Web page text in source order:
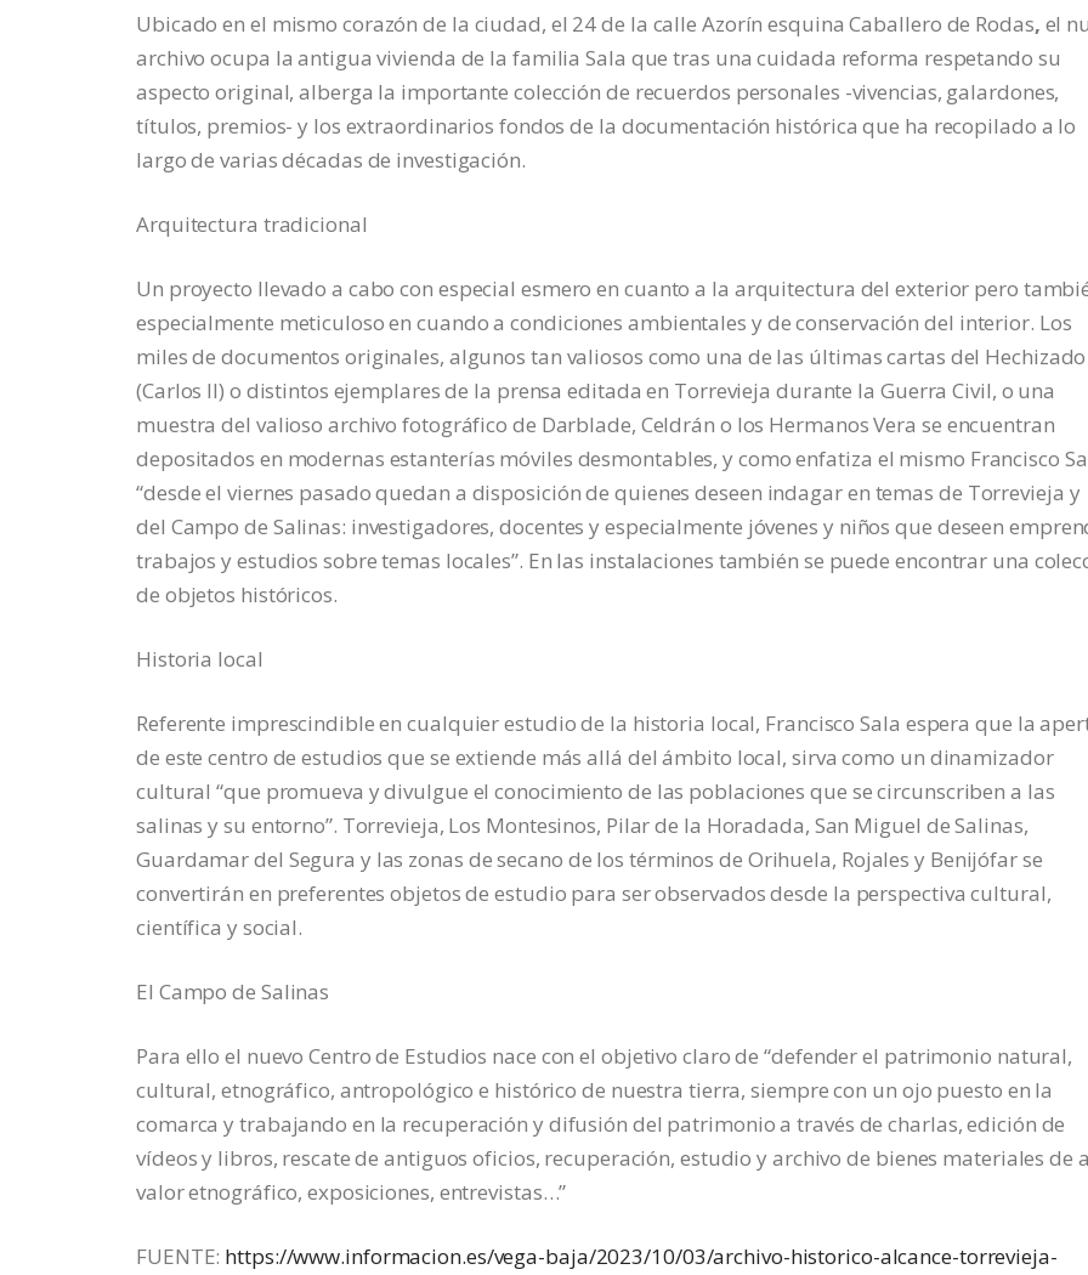
Ubicado en el mismo corazón de la ciudad, el 24 de la calle Azorín esquina Caballero de Rodas, el
archivo ocupa la antigua vivienda de la familia Sala que tras una cuidada reforma respetando su
aspecto original, alberga la importante colección de recuerdos personales -vivencias, galardones,
títulos, premios- y los extraordinarios fondos de la documentación histórica que ha recopilado a lo
largo de varias décadas de investigación.
Arquitectura tradicional
Un proyecto llevado a cabo con especial esmero en cuanto a la arquitectura del exterior pero
especialmente meticuloso en cuando a condiciones ambientales y de conservación del interior. Los
miles de documentos originales, algunos tan valiosos como una de las últimas cartas del Hechizado
(Carlos II) o distintos ejemplares de la prensa editada en Torrevieja durante la Guerra Civil, o una
muestra del valioso archivo fotográfico de Darblade, Celdrán o los Hermanos Vera se encuentran
depositados en modernas estanterías móviles desmontables, y como enfatiza el mismo Francisco
“desde el viernes pasado quedan a disposición de quienes deseen indagar en temas de Torrevieja y
del Campo de Salinas: investigadores, docentes y especialmente jóvenes y niños que deseen
trabajos y estudios sobre temas locales”. En las instalaciones también se puede encontrar una
de objetos históricos.
Historia local
Referente imprescindible en cualquier estudio de la historia local, Francisco Sala espera que la
de este centro de estudios que se extiende más allá del ámbito local, sirva como un dinamizador
cultural “que promueva y divulgue el conocimiento de las poblaciones que se circunscriben a las
salinas y su entorno”. Torrevieja, Los Montesinos, Pilar de la Horadada, San Miguel de Salinas,
Guardamar del Segura y las zonas de secano de los términos de Orihuela, Rojales y Benijófar se
convertirán en preferentes objetos de estudio para ser observados desde la perspectiva cultural,
científica y social.
El Campo de Salinas
Para ello el nuevo Centro de Estudios nace con el objetivo claro de “defender el patrimonio natural,
cultural, etnográfico, antropológico e histórico de nuestra tierra, siempre con un ojo puesto en la
comarca y trabajando en la recuperación y difusión del patrimonio a través de charlas, edición de
vídeos y libros, rescate de antiguos oficios, recuperación, estudio y archivo de bienes materiales de
valor etnográfico, exposiciones, entrevistas…”
FUENTE: https://www.informacion.es/vega-baja/2023/10/03/archivo-historico-alcance-torrevieja-